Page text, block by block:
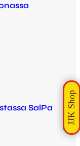
SalPa